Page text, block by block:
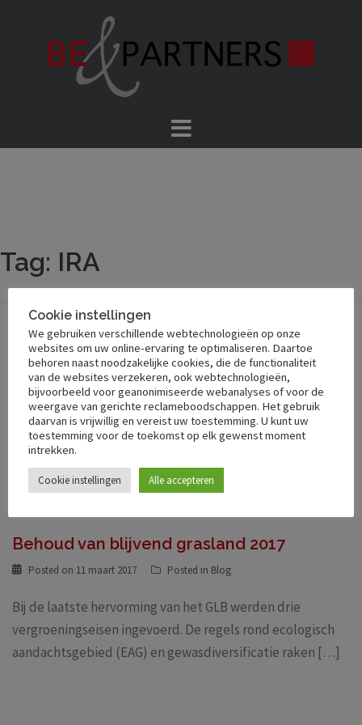
Tag: IRA
Behoud van blijvend grasland 2017
Posted on 11 maart 2017 Posted in Blog
Bij de laatste hervorming van het GLB werden drie
vergroeningseisen ingevoerd. De regels rond ecologisch
aandachtsgebied (EAG) en gewasdiversificatie raken […]
Cookie instellingen
We gebruiken verschillende webtechnologieën op onze
websites om uw online-ervaring te optimaliseren. Daartoe
behoren naast noodzakelijke cookies, die de functionaliteit
van de websites verzekeren, ook webtechnologieën,
bijvoorbeeld voor geanonimiseerde webanalyses of voor de
weergave van gerichte reclameboodschappen. Het gebruik
daarvan is vrijwillig en vereist uw toestemming. U kunt uw
toestemming voor de toekomst op elk gewenst moment
intrekken.
Cookie instellingen Alle accepteren